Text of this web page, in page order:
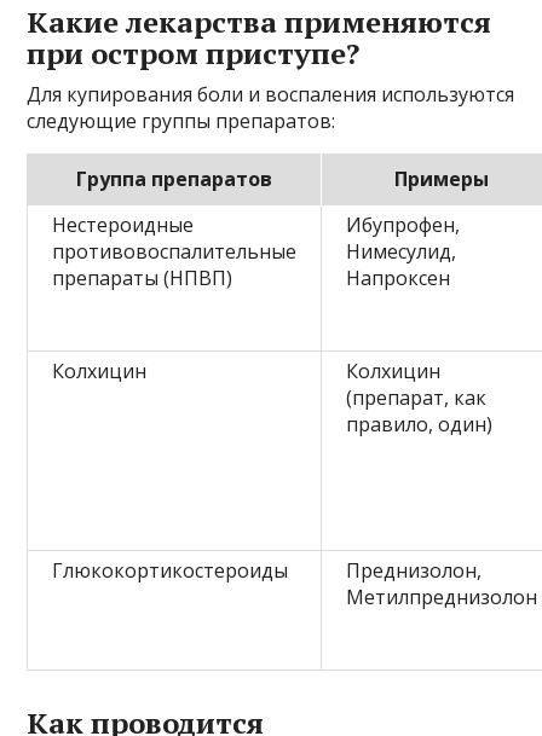
Какие лекарства применяются
при остром приступе?
Для купирования боли и воспаления используются
следующие группы препаратов:
Группа препаратов
Примеры
Нестероидные
противовоспалительные
препараты (НПВП)
Ибупрофен,
Нимесулид,
Напроксен
Колхицин
Колхицин
(препарат, как
правило, один)
Глюкокортикостероиды
Преднизолон,
Метилпреднизолон
Как проводится